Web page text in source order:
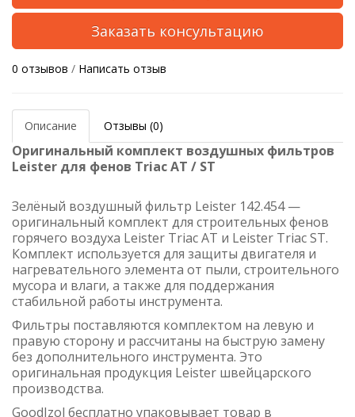
Заказать консультацию
0 отзывов / Написать отзыв
Описание Отзывы (0)
Оригинальный комплект воздушных фильтров
Leister для фенов Triac AT / ST
Зелёный воздушный фильтр Leister 142.454 —
оригинальный комплект для строительных фенов
горячего воздуха Leister Triac AT и Leister Triac ST.
Комплект используется для защиты двигателя и
нагревательного элемента от пыли, строительного
мусора и влаги, а также для поддержания
стабильной работы инструмента.
Фильтры поставляются комплектом на левую и
правую сторону и рассчитаны на быструю замену
без дополнительного инструмента. Это
оригинальная продукция Leister швейцарского
производства.
GoodIzol бесплатно упаковывает товар в